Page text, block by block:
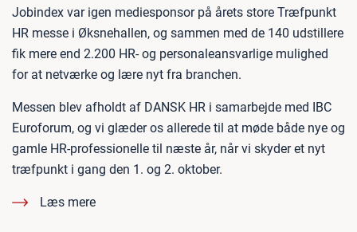
Jobindex var igen mediesponsor på årets store Træfpunkt
HR messe i Øksnehallen, og sammen med de 140 udstillere
fik mere end 2.200 HR- og personaleansvarlige mulighed
for at netværke og lære nyt fra branchen.
Messen blev afholdt af DANSK HR i samarbejde med IBC
Euroforum, og vi glæder os allerede til at møde både nye og
gamle HR-professionelle til næste år, når vi skyder et nyt
træfpunkt i gang den 1. og 2. oktober.
Læs mere